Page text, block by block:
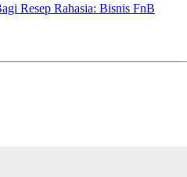
Resep Rahasia: Bisnis FnB